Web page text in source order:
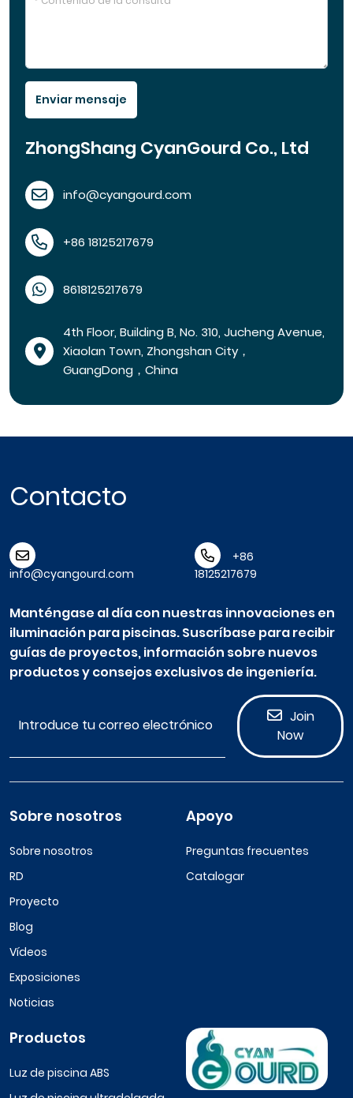
Enviar mensaje
ZhongShang CyanGourd Co., Ltd
info@cyangourd.com
+86 18125217679
8618125217679
4th Floor, Building B, No. 310, Jucheng Avenue,
Xiaolan Town, Zhongshan City，
GuangDong，China
Contacto
info@cyangourd.com
+86
18125217679
Manténgase al día con nuestras innovaciones en
iluminación para piscinas. Suscríbase para recibir
guías de proyectos, información sobre nuevos
productos y consejos exclusivos de ingeniería.
Join
Now
Sobre nosotros
Sobre nosotros
RD
Proyecto
Blog
Vídeos
Exposiciones
Noticias
Apoyo
Preguntas frecuentes
Catalogar
Productos
Luz de piscina ABS